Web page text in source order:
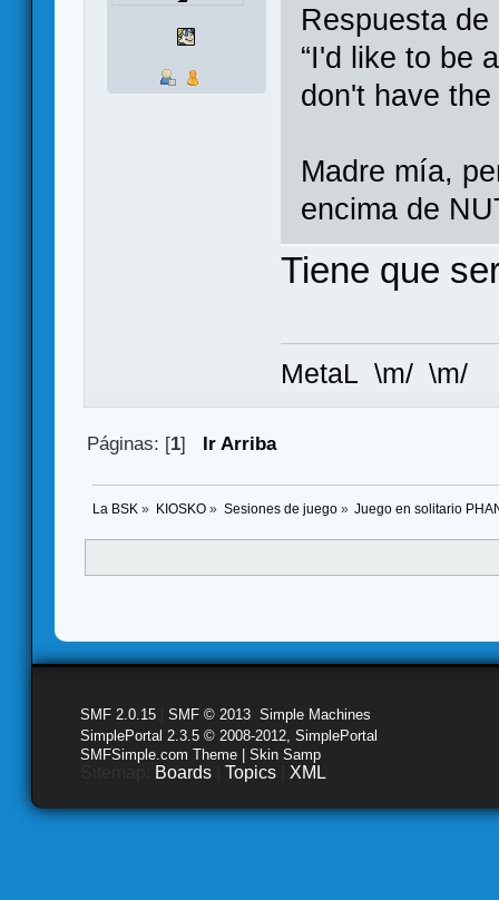
Respuesta de
“I'd like to be
don't have
Madre mía,
encima de
Tiene que
MetaL \m/ \m/
Páginas: [1] Ir Arriba
La BSK » KIOSKO» Sesiones de juego» Juego en solitario
SMF 2.0.15 SMF © 2013 Simple Machines
SimplePortal 2.3.5 © 2008-2012, SimplePortal
SMFSimple.com Theme | Skin Samp
Boards Topics XML